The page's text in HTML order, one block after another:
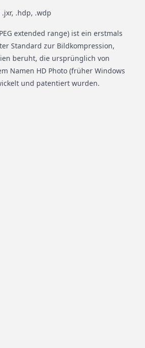
.hdp, .wdp
extended range) ist ein erstmals
Standard zur Bildkompression,
beruht, die ursprünglich von
Namen HD Photo (früher Windows
und patentiert wurden.